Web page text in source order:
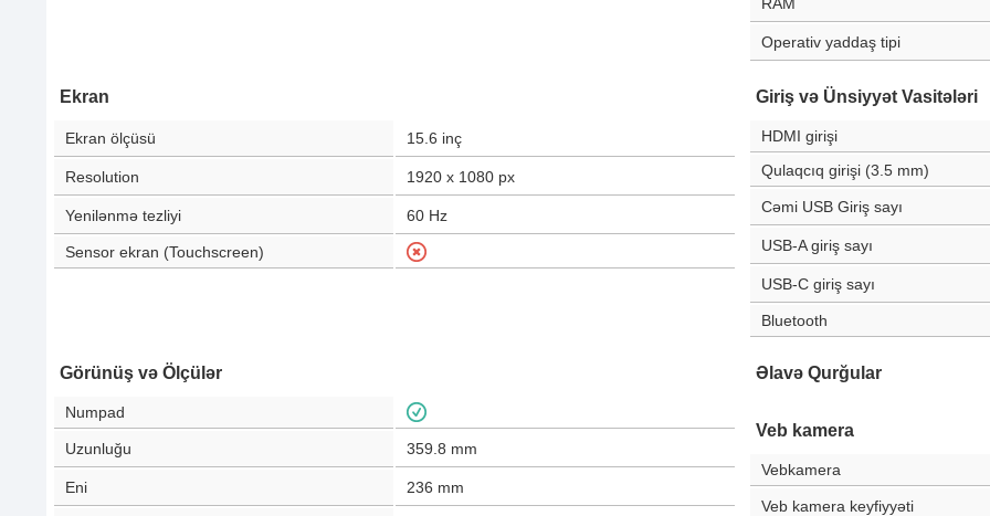
Operativ yaddaş tipi
Ekran
Ekran ölçüsü 15.6 inç
Resolution 1920 x 1080 px
Yenilənmə tezliyi 60 Hz
Sensor ekran (Touchscreen)
Giriş və Ünsiyyət Vasitələri
HDMI girişi
Qulaqcıq girişi (3.5 mm)
Cəmi USB Giriş sayı
USB-A giriş sayı
USB-C giriş sayı
Bluetooth
Görünüş və Ölçülər
Numpad
Uzunluğu 359.8 mm
Eni 236 mm
Əlavə Qurğular
Veb kamera
Vebkamera
Veb kamera keyfiyyəti